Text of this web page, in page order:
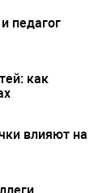
педагог
как
влияют на